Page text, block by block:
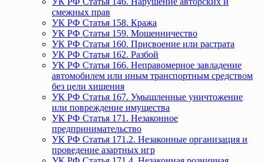
смежных прав
УК РФ Статья 158. Кража
УК РФ Статья 159. Мошенничество
УК РФ Статья 160. Присвоение или растрата
УК РФ Статья 162. Разбой
УК РФ Статья 166. Неправомерное завладение
автомобилем или иным транспортным средством
без цели хищения
УК РФ Статья 167. Умышленные уничтожение
или повреждение имущества
УК РФ Статья 171. Незаконное
предпринимательство
УК РФ Статья 171.2. Незаконные организация и
проведение азартных игр